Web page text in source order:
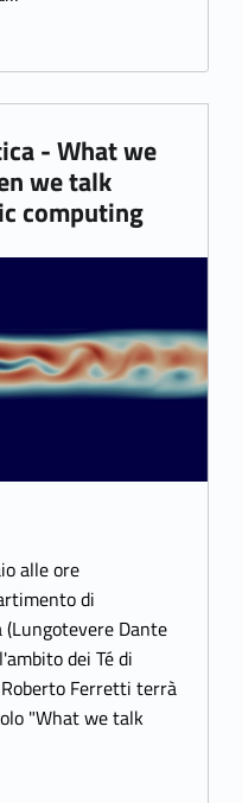
- What we
we talk
computing
alle ore
di
Dante
dei Té di
Ferretti terrà
"What we talk